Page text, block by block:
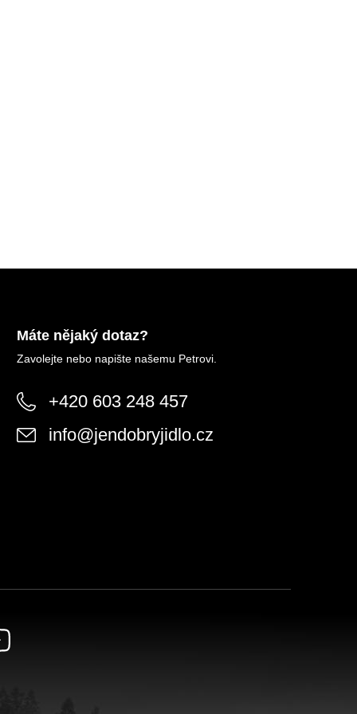
Máte nějaký dotaz?
Zavolejte nebo napište našemu Petrovi.
+420 603 248 457
info@jendobryjidlo.cz